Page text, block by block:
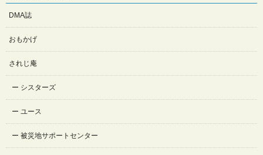
DMA誌
おもかげ
されじ庵
シスターズ
ユース
被災地サポートセンター